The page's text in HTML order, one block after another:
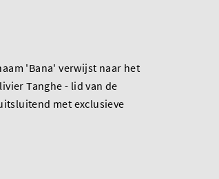
'Bana' verwijst naar het
Tanghe - lid van de
met exclusieve